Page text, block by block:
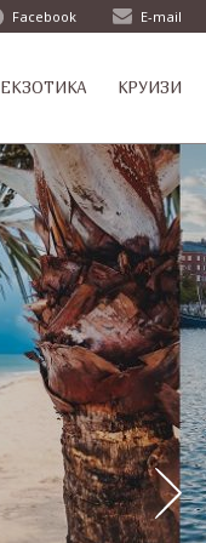
Facebook E-mail
ЕКЗОТИКА КРУИЗИ